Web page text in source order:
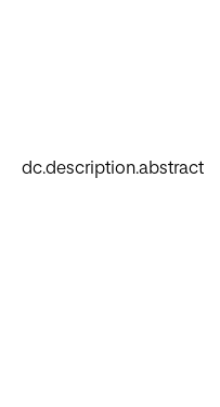
dc.description.abstract